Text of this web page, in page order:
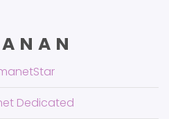
Dedicated